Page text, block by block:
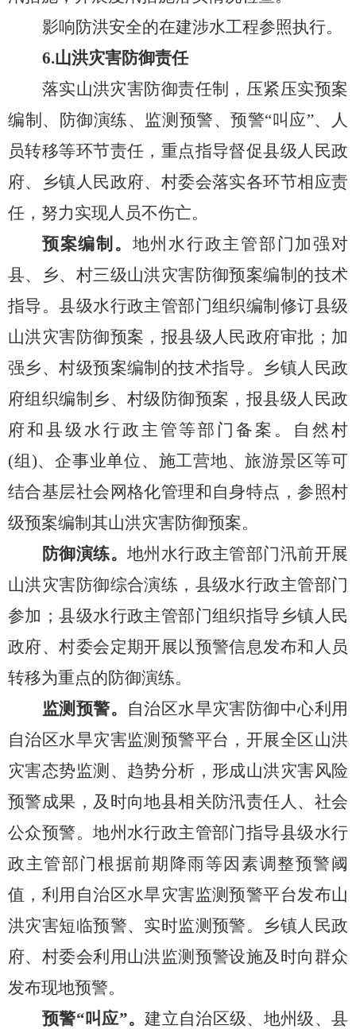
影响防洪安全的在建涉水工程参照执行。
6.山洪灾害防御责任
落实山洪灾害防御责任制 ，压紧压实预案
编制、防御演练、监测预警、预警“叫应”、人
员转移等环节责任，重点指导督促县级人民政
府、乡镇人民政府、村委会落实各环节相应责
任，努力实现人员不伤亡。
预案编制。 地州水行政主管部门加强对
县、乡、村三级山洪灾害防御预案编制的技术
指导。县级水行政主管部门组织编制修订县级
山洪灾害防御预案，报县级人民政府审批；加
强乡、村级预案编制的技术指导。乡镇人民政
府组织编制乡、村级防御预案，报县级人民政
府和县级水行政主管等部门备案。自然村
(组)、企事业单位、施工营地、旅游景区等可
结合基层社会网格化管理和自身特点，参照村
级预案编制其山洪灾害防御预案。
防御演练。 地州水行政主管部门汛前开展
山洪灾害防御综合演练，县级水行政主管部门
参加；县级水行政主管部门组织指导乡镇人民
政府、村委会定期开展以预警信息发布和人员
转移为重点的防御演练。
监测预警。
自治区水旱灾害防御中心利用
自治区水旱灾害监测预警平台，开展全区山洪
灾害态势监测、趋势分析，形成山洪灾害风险
预警成果，及时向地县相关防汛责任人、社会
公众预警。地州水行政主管部门指导县级水行
政主管部门根据前期降雨等因素调整预警阈
值，利用自治区水旱灾害监测预警平台发布山
洪灾害短临预警、 实时监测预警。乡镇人民政
府、村委会利用山洪监测预警设施及时向群众
发布现地预警。
预警“叫应”。建立自治区级、地州级、县